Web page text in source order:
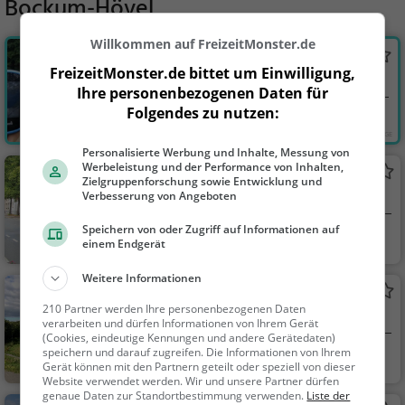
Bockum-Hövel
Detektive in Dortmund
Kindergeburtstag in Dortmund
Dortmund
Natur, Sonstiges, Spo
rt, Touren, Veranstalt
Rosenpark
Park in Hamm (Bockum)
Hamm
Familie & Kinder,
Park in Hamm (Isenbecker Hof)
Hamm
Familie & Kinder,
Natur
Willkommen auf FreizeitMonster.de
FreizeitMonster.de bittet um Einwilligung,
Ihre personenbezogenen Daten für
Folgendes zu nutzen:
Personalisierte Werbung und Inhalte, Messung von
Werbeleistung und der Performance von Inhalten,
Zielgruppenforschung sowie Entwicklung und
Verbesserung von Angeboten
Speichern von oder Zugriff auf Informationen auf
einem Endgerät
Weitere Informationen
210 Partner werden Ihre personenbezogenen Daten
verarbeiten und dürfen Informationen von Ihrem Gerät
(Cookies, eindeutige Kennungen und andere Gerätedaten)
speichern und darauf zugreifen. Die Informationen von Ihrem
Gerät können mit den Partnern geteilt oder speziell von dieser
Website verwendet werden. Wir und unsere Partner dürfen
genaue Daten zur Standortbestimmung verwenden. Liste der